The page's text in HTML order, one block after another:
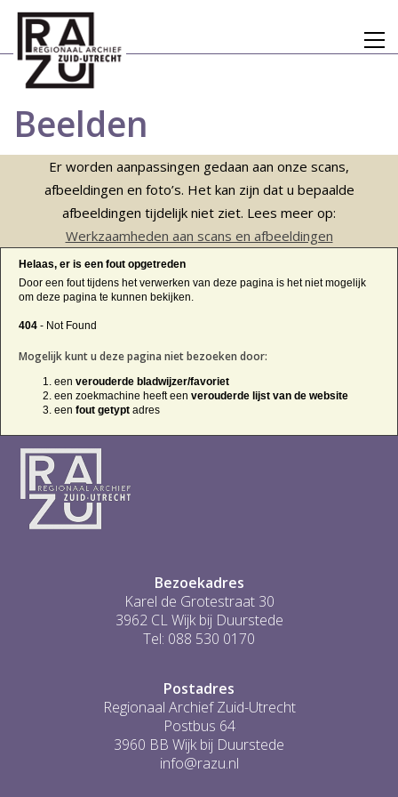
Beelden
Er worden aanpassingen gedaan aan onze scans,
afbeeldingen en foto’s. Het kan zijn dat u bepaalde
afbeeldingen tijdelijk niet ziet. Lees meer op:
Werkzaamheden aan scans en afbeeldingen
Helaas, er is een fout opgetreden
Door een fout tijdens het verwerken van deze pagina is het niet mogelijk
om deze pagina te kunnen bekijken.
404 - Not Found
Mogelijk kunt u deze pagina niet bezoeken door:
een verouderde bladwijzer/favoriet
een zoekmachine heeft een verouderde lijst van de website
een fout getypt adres
Bezoekadres
Karel de Grotestraat 30
3962 CL Wijk bij Duurstede
Tel: 088 530 0170
Postadres
Regionaal Archief Zuid-Utrecht
Postbus 64
3960 BB Wijk bij Duurstede
info@razu.nl